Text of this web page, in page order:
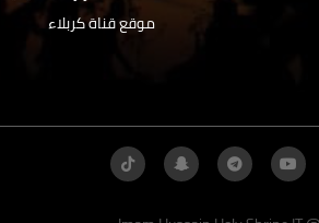
موقع قناة كربلاء